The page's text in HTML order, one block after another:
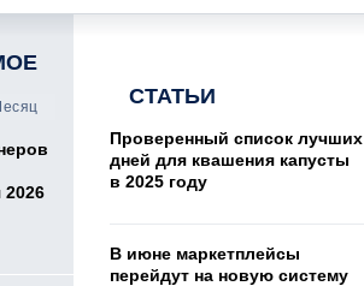
2026
СТАТЬИ
Проверенный список лучших
дней для квашения капусты
в 2025 году
В июне маркетплейсы
перейдут на новую систему